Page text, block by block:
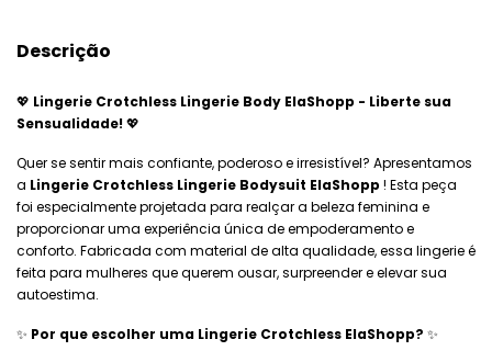
Descrição
💖 Lingerie Crotchless Lingerie Body ElaShopp - Liberte sua
Sensualidade!💖
Quer se sentir mais confiante, poderoso e irresistível? Apresentamos
a Lingerie Crotchless Lingerie Bodysuit ElaShopp ! Esta peça
foi especialmente projetada para realçar a beleza feminina e
proporcionar uma experiência única de empoderamento e
conforto. Fabricada com material de alta qualidade, essa lingerie é
feita para mulheres que querem ousar, surpreender e elevar sua
autoestima.
✨ Por que escolher uma Lingerie Crotchless ElaShopp? ✨